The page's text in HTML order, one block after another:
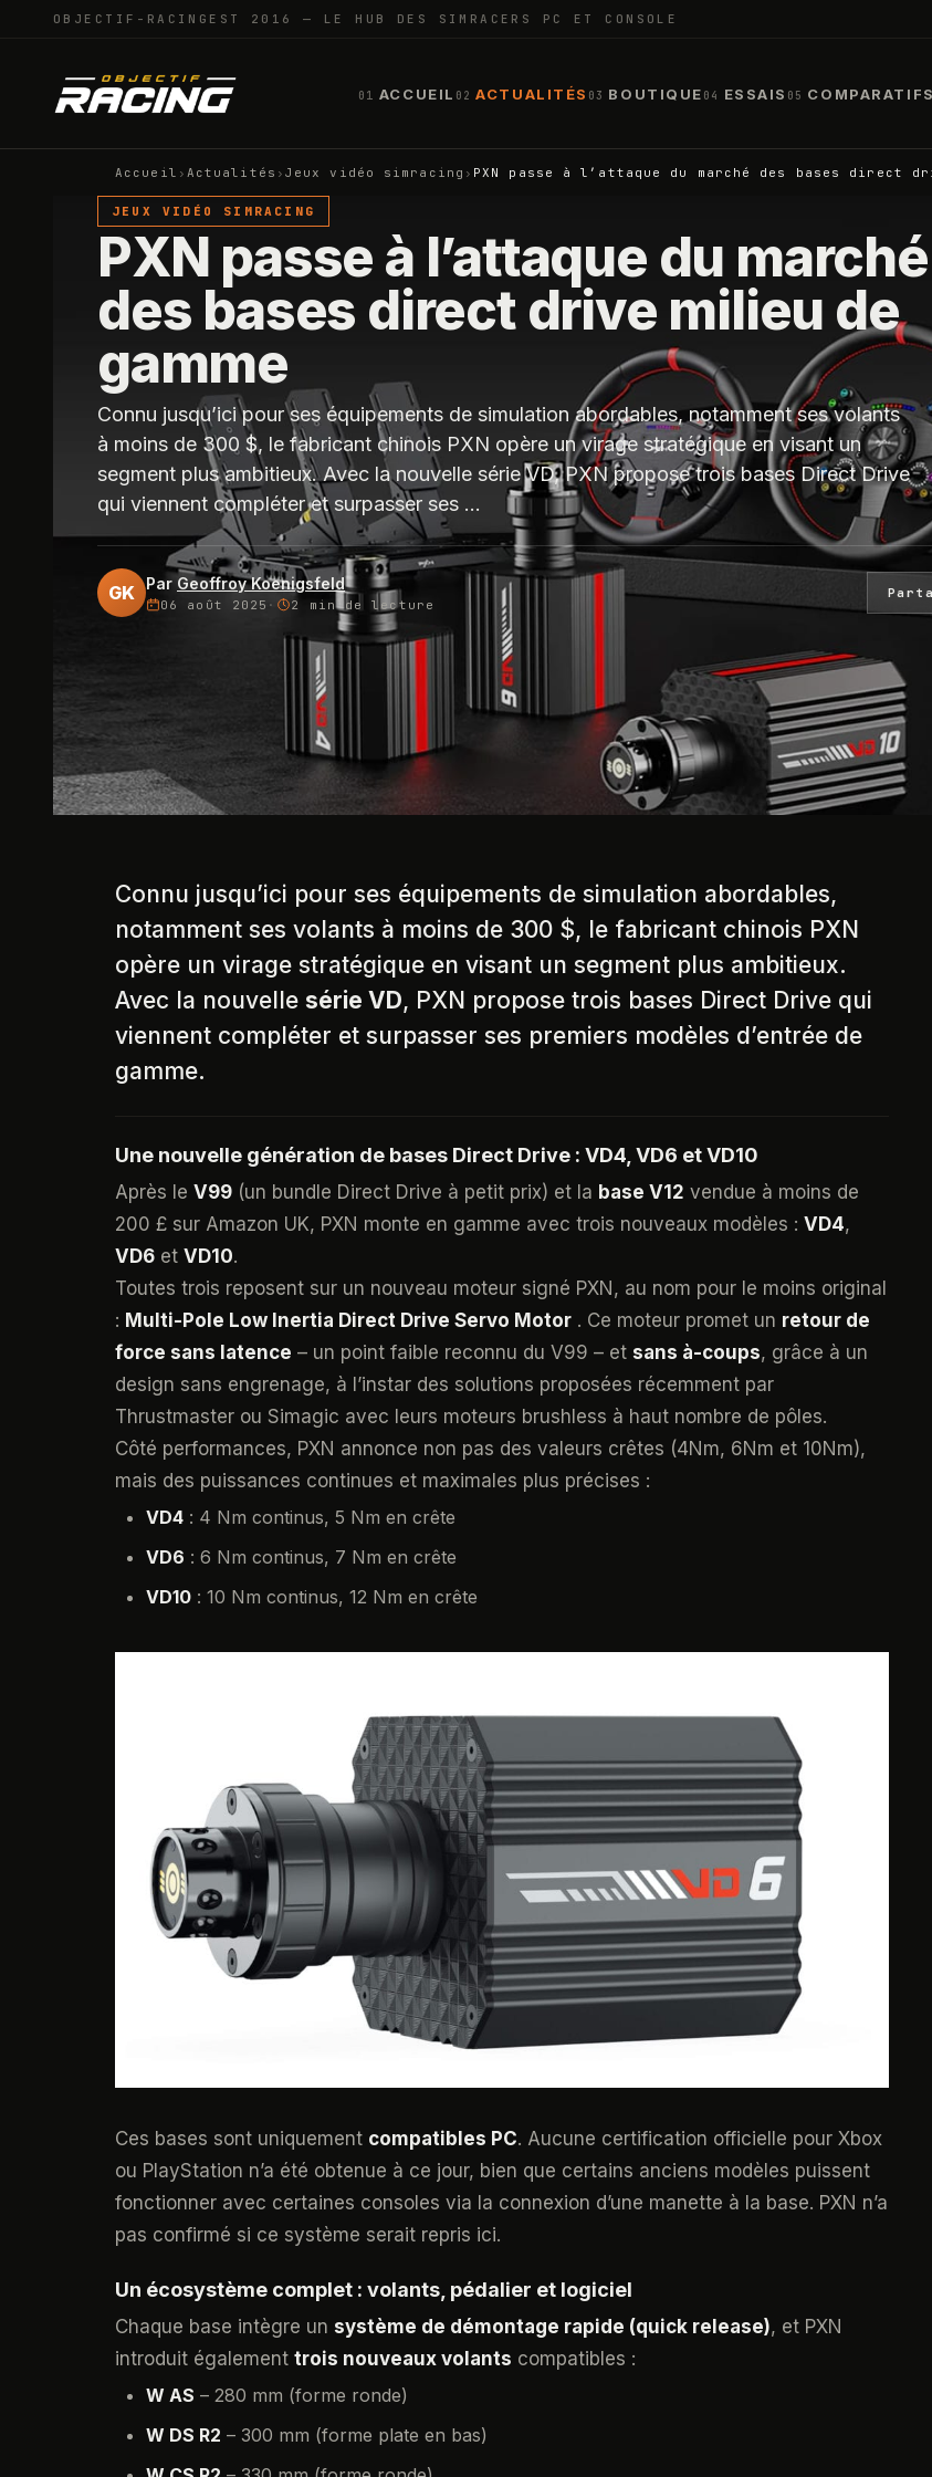
OBJECTIF-RACING EST 2016 — LE HUB DES SIMRACERS PC ET CONSOLE
01 ACCUEIL 02 ACTUALITÉS 03 BOUTIQUE 04 ESSAIS 05 COMPARATIFS
Accueil › Actualités › Jeux vidéo simracing › PXN passe à l’attaque du marché des bases direct
JEUX VIDÉO SIMRACING
PXN passe à l’attaque du marché
des bases direct drive milieu de
gamme
Connu jusqu’ici pour ses équipements de simulation abordables, notamment ses volants
à moins de 300 $, le fabricant chinois PXN opère un virage stratégique en visant un
segment plus ambitieux. Avec la nouvelle série VD, PXN propose trois bases Direct Drive
qui viennent compléter et surpasser ses ...
GK Par Geoffroy Koenigsfeld
06 août 2025 · 2 minde lecture
Connu jusqu’ici pour ses équipements de simulation abordables,
notamment ses volants à moins de 300 $, le fabricant chinois PXN
opère un virage stratégique en visant un segment plus ambitieux.
Avec la nouvelle série VD, PXN propose trois bases Direct Drive qui
viennent compléter et surpasser ses premiers modèles d’entrée de
gamme.
Une nouvelle génération de bases Direct Drive : VD4, VD6 et VD10
Après le V99 (un bundle Direct Drive à petit prix) et la base V12 vendue à moins de
200 £ sur Amazon UK, PXN monte en gamme avec trois nouveaux modèles : VD4,
VD6 et VD10.
Toutes trois reposent sur un nouveau moteur signé PXN, au nom pour le moins original
: Multi-Pole Low Inertia Direct Drive Servo Motor . Ce moteur promet un retour de
force sans latence – un point faible reconnu du V99 – et sans à-coups, grâce à un
design sans engrenage, à l’instar des solutions proposées récemment par
Thrustmaster ou Simagic avec leurs moteurs brushless à haut nombre de pôles.
Côté performances, PXN annonce non pas des valeurs crêtes (4Nm, 6Nm et 10Nm),
mais des puissances continues et maximales plus précises :
VD4 : 4 Nm continus, 5 Nm en crête
VD6 : 6 Nm continus, 7 Nm en crête
VD10 : 10 Nm continus, 12 Nm en crête
Ces bases sont uniquement compatibles PC. Aucune certification officielle pour Xbox
ou PlayStation n’a été obtenue à ce jour, bien que certains anciens modèles puissent
fonctionner avec certaines consoles via la connexion d’une manette à la base. PXN n’a
pas confirmé si ce système serait repris ici.
Un écosystème complet : volants, pédalier et logiciel
Chaque base intègre un système de démontage rapide (quick release), et PXN
introduit également trois nouveaux volants compatibles :
W AS – 280 mm (forme ronde)
W DS R2 – 300 mm (forme plate en bas)